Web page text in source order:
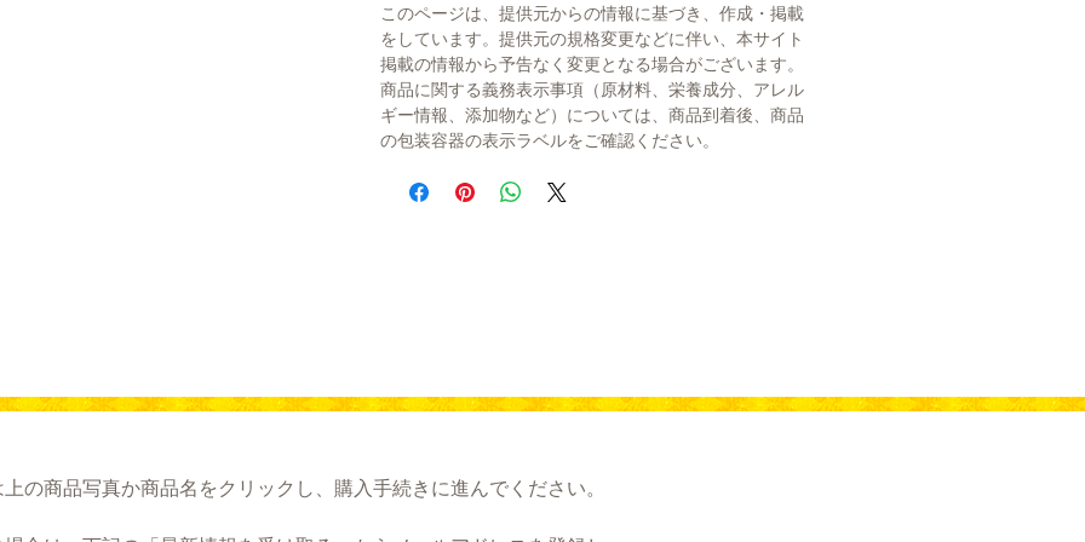
このページは、提供元からの情報に基づき、作成・掲載
をしています。提供元の規格変更などに伴い、本サイト
掲載の情報から予告なく変更となる場合がございます。
商品に関する義務表示事項（原材料、栄養成分、アレル
ギー情報、添加物など）については、商品到着後、商品
の包装容器の表示ラベルをご確認ください。
の商品写真か商品名をクリックし、購入手続きに進んでください。